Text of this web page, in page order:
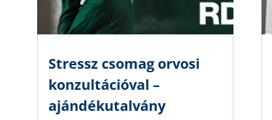
Stressz csomag orvosi
konzultációval –
ajándékutalvány